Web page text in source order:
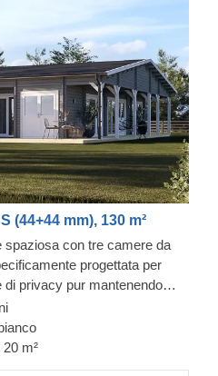
(44+44 mm), 130 m²
spaziosa con tre camere da
progettata per
di privacy pur mantenendo
di una buona
Un'ampia zona giorno
e zona relax e due
m²